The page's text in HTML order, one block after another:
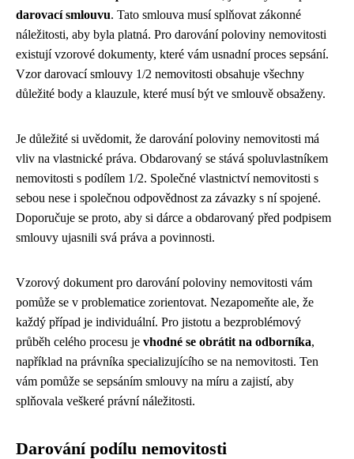
darovací smlouvu. Tato smlouva musí splňovat zákonné
náležitosti, aby byla platná. Pro darování poloviny nemovitosti
existují vzorové dokumenty, které vám usnadní proces sepsání.
Vzor darovací smlouvy 1/2 nemovitosti obsahuje všechny
důležité body a klauzule, které musí být ve smlouvě obsaženy.
Je důležité si uvědomit, že darování poloviny nemovitosti má
vliv na vlastnické práva. Obdarovaný se stává spoluvlastníkem
nemovitosti s podílem 1/2. Společné vlastnictví nemovitosti s
sebou nese i společnou odpovědnost za závazky s ní spojené.
Doporučuje se proto, aby si dárce a obdarovaný před podpisem
smlouvy ujasnili svá práva a povinnosti.
Vzorový dokument pro darování poloviny nemovitosti vám
pomůže se v problematice zorientovat. Nezapomeňte ale, že
každý případ je individuální. Pro jistotu a bezproblémový
průběh celého procesu je vhodné se obrátit na odborníka,
například na právníka specializujícího se na nemovitosti. Ten
vám pomůže se sepsáním smlouvy na míru a zajistí, aby
splňovala veškeré právní náležitosti.
Darování podílu nemovitosti